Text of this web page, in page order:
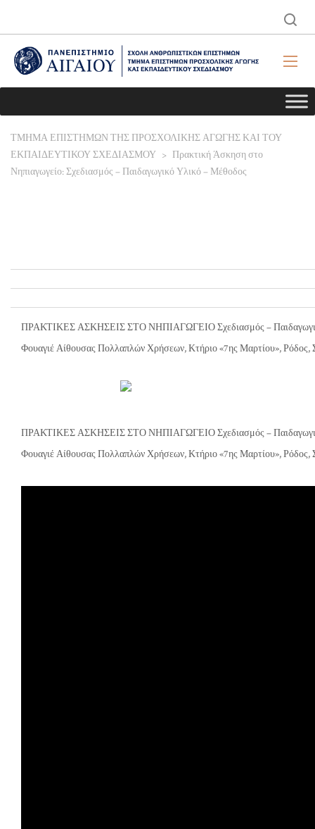
ΤΜΗΜΑ ΕΠΙΣΤΗΜΩΝ ΤΗΣ ΠΡΟΣΧΟΛΙΚΗΣ ΑΓΩΓΗΣ ΚΑΙ ΤΟΥ
ΕΚΠΑΙΔΕΥΤΙΚΟΥ ΣΧΕΔΙΑΣΜΟΥ > Πρακτική Άσκηση στο
Νηπιαγωγείο: Σχεδιασμός – Παιδαγωγικό Υλικό – Μέθοδος
ΠΡΑΚΤΙΚΕΣ ΑΣΚΗΣΕΙΣ ΣΤΟ ΝΗΠΙΑΓΩΓΕΙΟ Σχεδιασμός –
Φουαγιέ Αίθουσας Πολλαπλών Χρήσεων, Κτήριο «7ης Μαρτίου», Ρόδος,
ΠΡΑΚΤΙΚΕΣ ΑΣΚΗΣΕΙΣ ΣΤΟ ΝΗΠΙΑΓΩΓΕΙΟ Σχεδιασμός –
Φουαγιέ Αίθουσας Πολλαπλών Χρήσεων, Κτήριο «7ης Μαρτίου», Ρόδος,